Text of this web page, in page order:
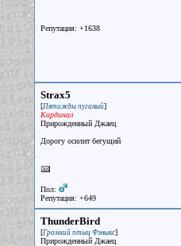
Репутация: +1638
Strax5
[Пятижды пуганый]
Кардинал
Прирожденный Джаец
Дорогу осилит бегущий
Пол:
Репутация: +649
ThunderBird
[Громкий птыц Фэныкс]
Прирожденный Джаец